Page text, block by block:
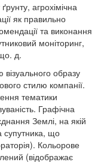
агрохімічна
як правильно
та виконання
моніторинг,
д.
образу
стилю компанії.
тематики
Графічна
Землі, на якій
супутника, що
Кольорове
(відображає